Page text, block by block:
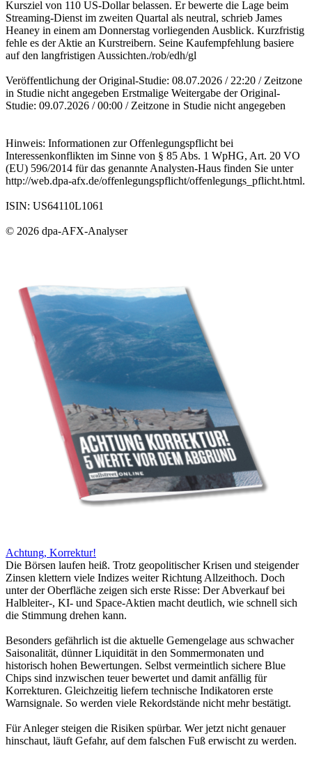
Kursziel von 110 US-Dollar belassen. Er bewerte die Lage beim
Streaming-Dienst im zweiten Quartal als neutral, schrieb James
Heaney in einem am Donnerstag vorliegenden Ausblick. Kurzfristig
fehle es der Aktie an Kurstreibern. Seine Kaufempfehlung basiere
auf den langfristigen Aussichten./rob/edh/gl
Veröffentlichung der Original-Studie: 08.07.2026 / 22:20 / Zeitzone
in Studie nicht angegeben Erstmalige Weitergabe der Original-
Studie: 09.07.2026 / 00:00 / Zeitzone in Studie nicht angegeben
Hinweis: Informationen zur Offenlegungspflicht bei
Interessenkonflikten im Sinne von § 85 Abs. 1 WpHG, Art. 20 VO
(EU) 596/2014 für das genannte Analysten-Haus finden Sie unter
http://web.dpa-afx.de/offenlegungspflicht/offenlegungs_pflicht.html.
ISIN: US64110L1061
© 2026 dpa-AFX-Analyser
Achtung, Korrektur!
Die Börsen laufen heiß. Trotz geopolitischer Krisen und steigender
Zinsen klettern viele Indizes weiter Richtung Allzeithoch. Doch
unter der Oberfläche zeigen sich erste Risse: Der Abverkauf bei
Halbleiter-, KI- und Space-Aktien macht deutlich, wie schnell sich
die Stimmung drehen kann.
Besonders gefährlich ist die aktuelle Gemengelage aus schwacher
Saisonalität, dünner Liquidität in den Sommermonaten und
historisch hohen Bewertungen. Selbst vermeintlich sichere Blue
Chips sind inzwischen teuer bewertet und damit anfällig für
Korrekturen. Gleichzeitig liefern technische Indikatoren erste
Warnsignale. So werden viele Rekordstände nicht mehr bestätigt.
Für Anleger steigen die Risiken spürbar. Wer jetzt nicht genauer
hinschaut, läuft Gefahr, auf dem falschen Fuß erwischt zu werden.